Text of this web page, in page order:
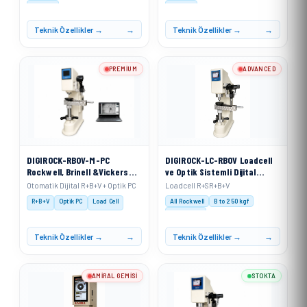
V 30 kgf
Teknik Özellikler →
V 30 kgf
Teknik Özellikler →
DIGIROCK-RBOV-M-PC
Rockwell, Brinell &Vickers
Sertlik Ölçme Cihazı
Motorize Sistem + PC Sistem
ile
Otomatik Dijital R+B+V + Optik PC
R+B+V Optik PC Load Cell
Teknik Özellikler →
PREMIUM
DIGIROCK-LC-RBOV Loadcell
ve Optik Sistemli Dijital
Rockwell, Rockwell
Superficial, Brinell ve
Vickers Sertlik Ölçme Cihazı
Loadcell R+SR+B+V
All Rockwell
B to 250 kgf
V 3–100 kgf
Teknik Özellikler →
ADVANCED
AMIRAL GEMISI STOKTA